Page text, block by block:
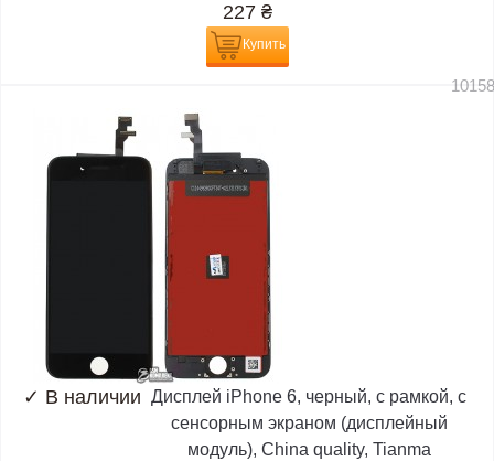
227 ₴
Купить
✓ В наличии Дисплей iPhone 6, черный, с рамкой, с
сенсорным экраном (дисплейный
модуль), China quality, Tianma